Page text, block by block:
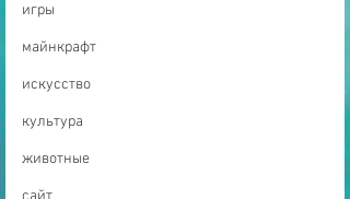
игры
майнкрафт
искусство
культура
животные